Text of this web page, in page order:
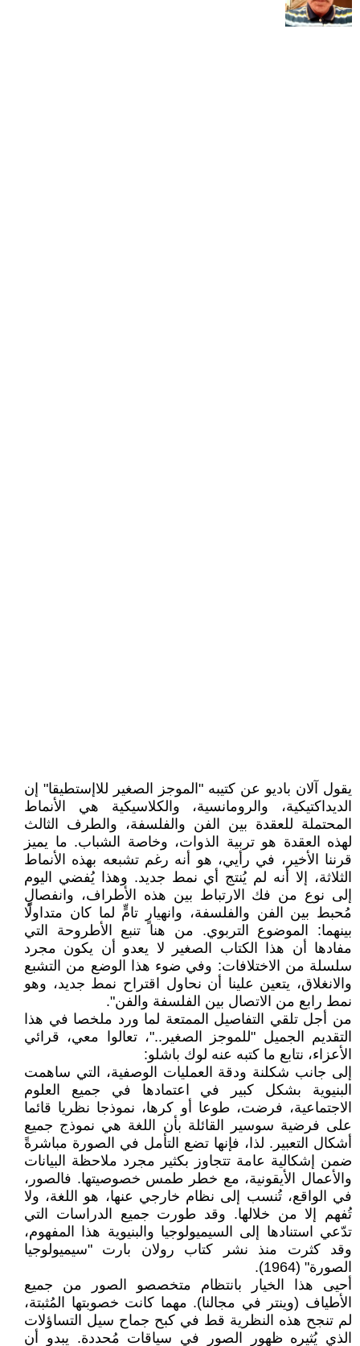
يقول آلان باديو عن كتيبه "الموجز الصغير للاإستطيقا" إن
الديداكتيكية، والرومانسية، والكلاسيكية هي الأنماط
المحتملة للعقدة بين الفن والفلسفة، والطرف الثالث
لهذه العقدة هو تربية الذوات، وخاصة الشباب. ما يميز
قرننا الأخير، في رأيي، هو أنه رغم تشبعه بهذه الأنماط
الثلاثة، إلا أنه لم يُنتج أي نمط جديد. وهذا يُفضي اليوم
إلى نوع من فك الارتباط بين هذه الأطراف، وانفصالٍ
مُحبط بين الفن والفلسفة، وانهيارٍ تامٍّ لما كان متداولًا
بينهما: الموضوع التربوي. من هنا تنبع الأطروحة التي
مفادها أن هذا الكتاب الصغير لا يعدو أن يكون مجرد
سلسلة من الاختلافات: وفي ضوء هذا الوضع من التشبع
والانغلاق، يتعين علينا أن نحاول اقتراح نمط جديد، وهو
نمط رابع من الاتصال بين الفلسفة والفن".
من أجل تلقي التفاصيل الممتعة لما ورد ملخصا في هذا
التقديم الجميل "للموجز الصغير.."، تعالوا معي، قرائي
الأعزاء، نتابع ما كتبه عنه لوك باشلو:
إلى جانب شكلنة ودقة العمليات الوصفية، التي ساهمت
البنيوية بشكل كبير في اعتمادها في جميع العلوم
الاجتماعية، فرضت، طوعا أو كرها، نموذجا نظريا قائما
على فرضية سوسير القائلة بأن اللغة هي نموذج جميع
أشكال التعبير. لذا، فإنها تضع التأمل في الصورة مباشرةً
ضمن إشكالية عامة تتجاوز بكثير مجرد ملاحظة البيانات
والأعمال الأيقونية، مع خطر طمس خصوصيتها. فالصور،
في الواقع، تُنسب إلى نظام خارجي عنها، هو اللغة، ولا
تُفهم إلا من خلالها. وقد طورت جميع الدراسات التي
تدّعي استنادها إلى السيميولوجيا والبنيوية هذا المفهوم،
وقد كثرت منذ نشر كتاب رولان بارت "سيميولوجيا
الصورة" (1964).
أحيى هذا الخيار بانتظام متخصصو الصور من جميع
الأطياف (وينتر في مجالنا). مهما كانت خصوبتها المُثبتة،
لم تنجح هذه النظرية قط في كبح جماح سيل التساؤلات
الذي يُثيره ظهور الصور في سياقات مُحددة. يبدو أن